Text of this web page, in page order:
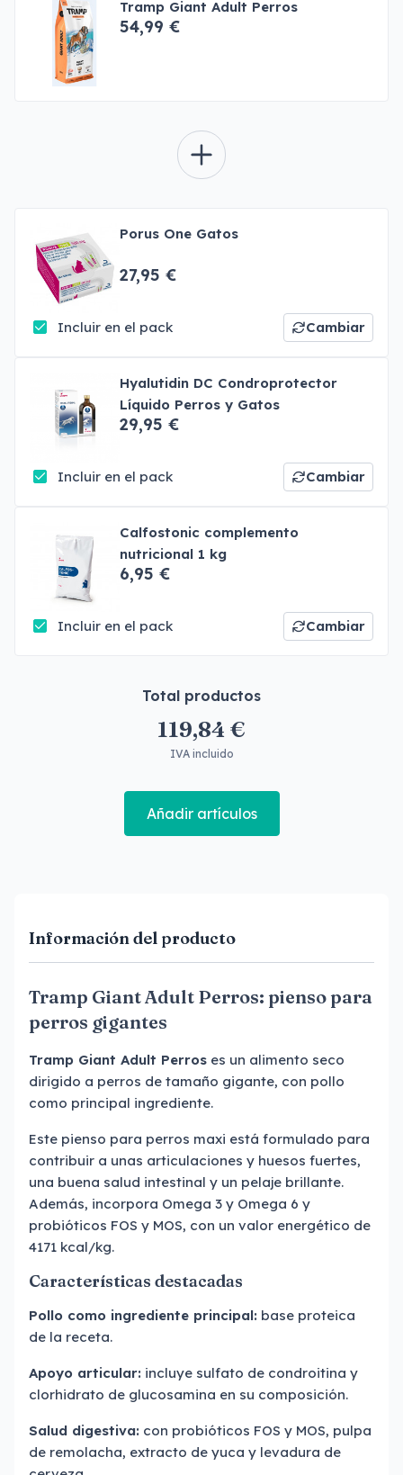
Tramp Giant Adult Perros
54,99 €
Porus One Gatos
27,95 €
Incluir en el pack Cambiar
Hyalutidin DC Condroprotector
Líquido Perros y Gatos
29,95 €
Incluir en el pack Cambiar
Calfostonic complemento
nutricional 1 kg
6,95 €
Incluir en el pack Cambiar
Total productos
119,84 €
IVA incluido
Añadir artículos
Información del producto
Tramp Giant Adult Perros: pienso para
perros gigantes
Tramp Giant Adult Perros es un alimento seco
dirigido a perros de tamaño gigante, con pollo
como principal ingrediente.
Este pienso para perros maxi está formulado para
contribuir a unas articulaciones y huesos fuertes,
una buena salud intestinal y un pelaje brillante.
Además, incorpora Omega 3 y Omega 6 y
probióticos FOS y MOS, con un valor energético de
4171 kcal/kg.
Características destacadas
Pollo como ingrediente principal: base proteica
de la receta.
Apoyo articular: incluye sulfato de condroitina y
clorhidrato de glucosamina en su composición.
Salud digestiva: con probióticos FOS y MOS, pulpa
de remolacha, extracto de yuca y levadura de